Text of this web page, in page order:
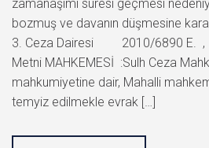
zamanaşımı süresi geçmesi
bozmuş ve davanın düşmesine
3. Ceza Dairesi 2010/6890 E. ,
Metni MAHKEMESİ :Sulh Ceza
mahkumiyetine dair, Mahalli
temyiz edilmekle evrak […]